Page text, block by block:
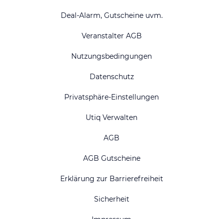
Deal-Alarm, Gutscheine uvm.
Veranstalter AGB
Nutzungsbedingungen
Datenschutz
Privatsphäre-Einstellungen
Utiq Verwalten
AGB
AGB Gutscheine
Erklärung zur Barrierefreiheit
Sicherheit